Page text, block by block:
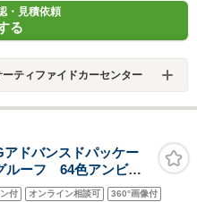
・見積依頼
る
ティファイドカーセンター
ドバンスドパッケー
ルーフ 64色アンビエ
フティパッケージ
付 オンライン相談可 360°画像付